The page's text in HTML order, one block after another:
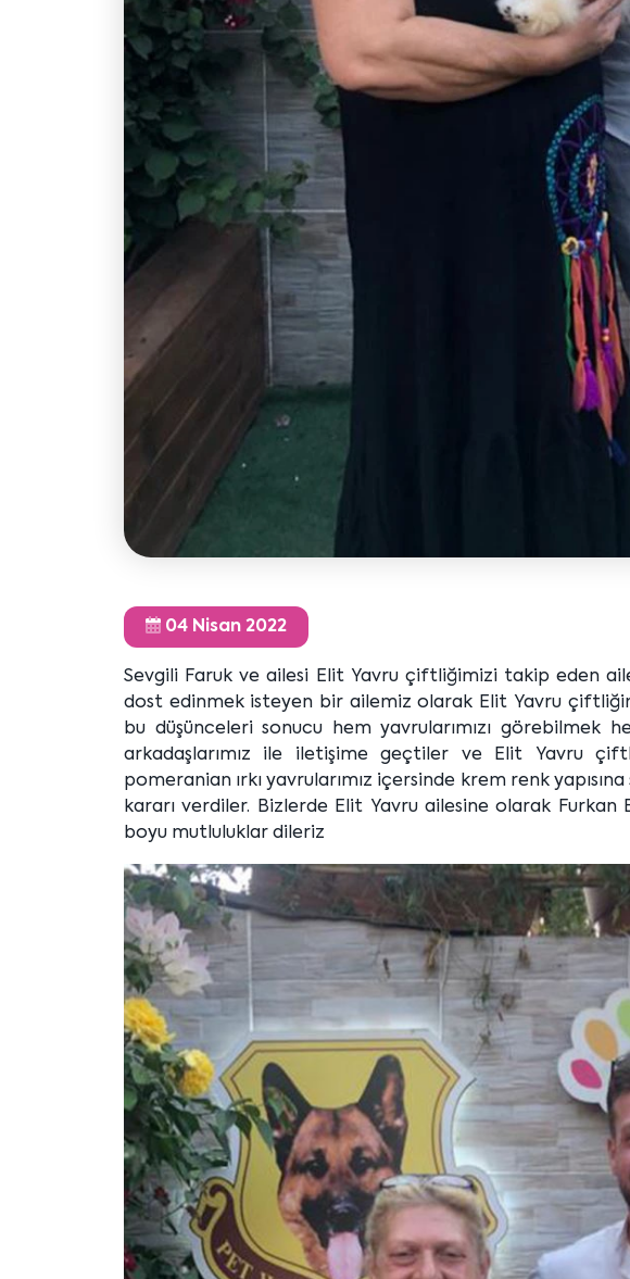
04 Nisan 2022
Sevgili Faruk ve ailesi Elit Yavru çiftliğimizi takip eden
dost edinmek isteyen bir ailemiz olarak Elit Yavru
bu düşünceleri sonucu hem yavrularımızı
arkadaşlarımız ile iletişime geçtiler ve Elit Yavru
pomeranian ırkı yavrularımız içersinde krem renk
kararı verdiler. Bizlerde Elit Yavru ailesine olarak
boyu mutluluklar dileriz